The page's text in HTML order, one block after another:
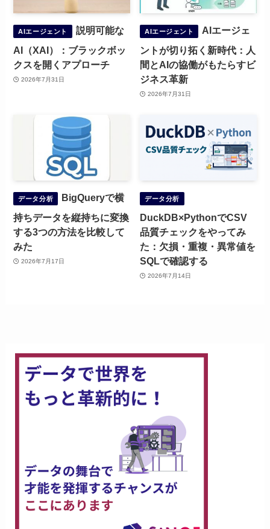
AIエージェント
説明可能な
AI（XAI）：ブラックボッ
クスを開くアプローチ
2026年7月31日
AIエージェント
AIエージェ
ントが切り拓く新時代：人
間とAIの協働がもたらすビ
ジネス革新
2026年7月31日
データ分析
BigQueryで横
持ちデータを縦持ちに変換
する3つの方法を比較して
みた
2026年7月17日
データ分析
DuckDB×PythonでCSV
品質チェックをやってみ
た：欠損・重複・異常値を
SQLで確認する
2026年7月14日